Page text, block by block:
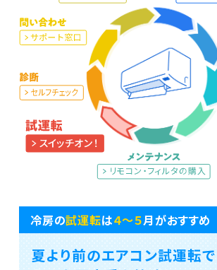
冷房の試運転は４〜５月がおすすめ
夏より前のエアコン試運転で